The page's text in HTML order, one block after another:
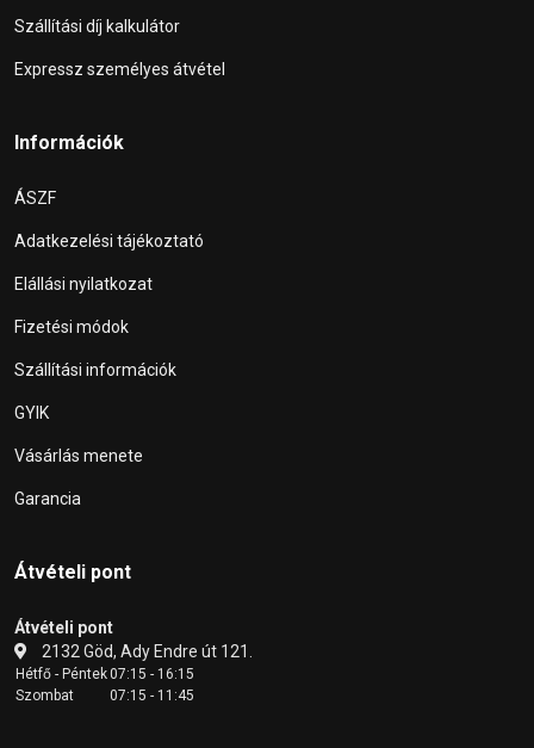
Szállítási díj kalkulátor
Expressz személyes átvétel
Információk
ÁSZF
Adatkezelési tájékoztató
Elállási nyilatkozat
Fizetési módok
Szállítási információk
GYIK
Vásárlás menete
Garancia
Átvételi pont
Átvételi pont
2132 Göd, Ady Endre út 121.
Hétfő - Péntek07:15 - 16:15
Szombat
07:15 - 11:45